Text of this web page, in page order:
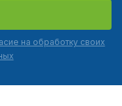
на обработку своих